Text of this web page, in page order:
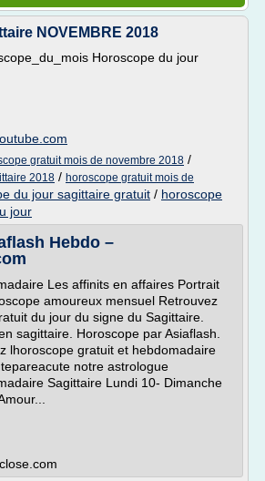
NOVEMBRE 2018
Horoscope du jour
gratuit mois de novembre 2018 /
2018 / horoscope gratuit mois de
du jour sagittaire gratuit / horoscope
jour
Hebdo –
Les affinits en affaires Portrait
amoureux mensuel Retrouvez
du jour du signe du Sagittaire.
sagittaire. Horoscope par Asiaflash.
lhoroscope gratuit et hebdomadaire
notre astrologue
Sagittaire Lundi 10- Dimanche